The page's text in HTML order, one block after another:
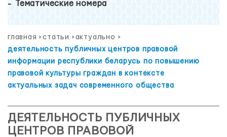
Тематические номера
главная >статьи >актуально >
деятельность публичных центров правовой
информации республики беларусь по повышению
правовой культуры граждан в контексте
актуальных задач современного общества
ДЕЯТЕЛЬНОСТЬ ПУБЛИЧНЫХ
ЦЕНТРОВ ПРАВОВОЙ